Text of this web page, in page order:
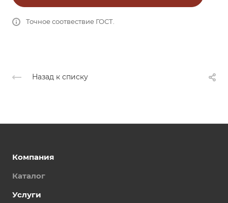
Точное соотвествие ГОСТ.
Назад к списку
Компания
Каталог
Услуги